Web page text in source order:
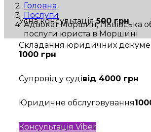
Головна
Послуги
Адвокат Моршин, Львівська
послуги юриста в Моршині
Усна консультація500 грн
Складання юридичних
1000 грн
Супровід у судівід 4000 грн
Юридичне обслуговування
Консультація Viber